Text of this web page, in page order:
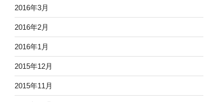
2016年3月
2016年2月
2016年1月
2015年12月
2015年11月